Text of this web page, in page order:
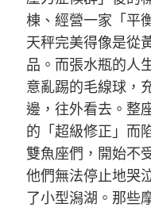
棟、經營一家「平
天秤完美得像是從
品。而張水瓶的人
意亂踢的毛線球，
邊，往外看去。整
的「超級修正」而
雙魚座們，開始不
他們無法停止地哭
了小型潟湖。那些